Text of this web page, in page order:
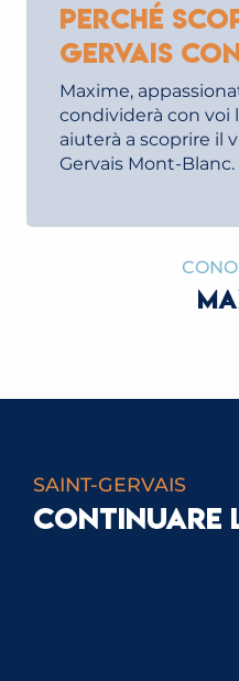
Perché
Gervais
Maxime,
condividerà con voi
aiuterà a scoprire il
Gervais Mont-Blanc.
SAINT-GERVAIS
CONTINUARE